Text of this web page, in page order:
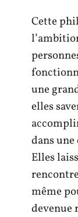
Cette
une
elles
dans
Elles
même
devenue